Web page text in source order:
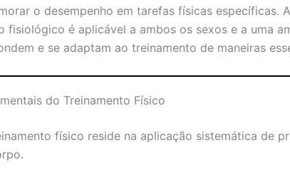
o desempenho em tarefas físicas específicas.
fisiológico é aplicável a ambos os sexos e a uma
e se adaptam ao treinamento de maneiras
do Treinamento Físico
físico reside na aplicação sistemática de